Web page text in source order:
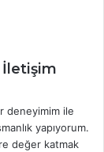
İletişim
deneyimim ile
yapıyorum.
değer katmak